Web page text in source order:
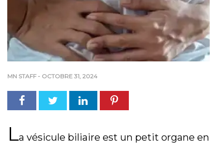
MN STAFF - OCTOBRE 31, 2024
La vésicule biliaire est un petit organe en